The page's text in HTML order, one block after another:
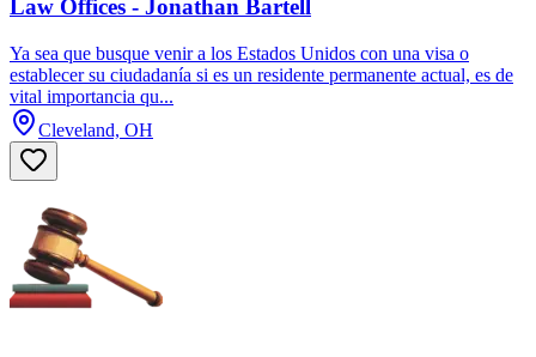
Law Offices - Jonathan Bartell
Ya sea que busque venir a los Estados Unidos con una visa o
establecer su ciudadanía si es un residente permanente actual, es de
vital importancia qu...
Cleveland, OH